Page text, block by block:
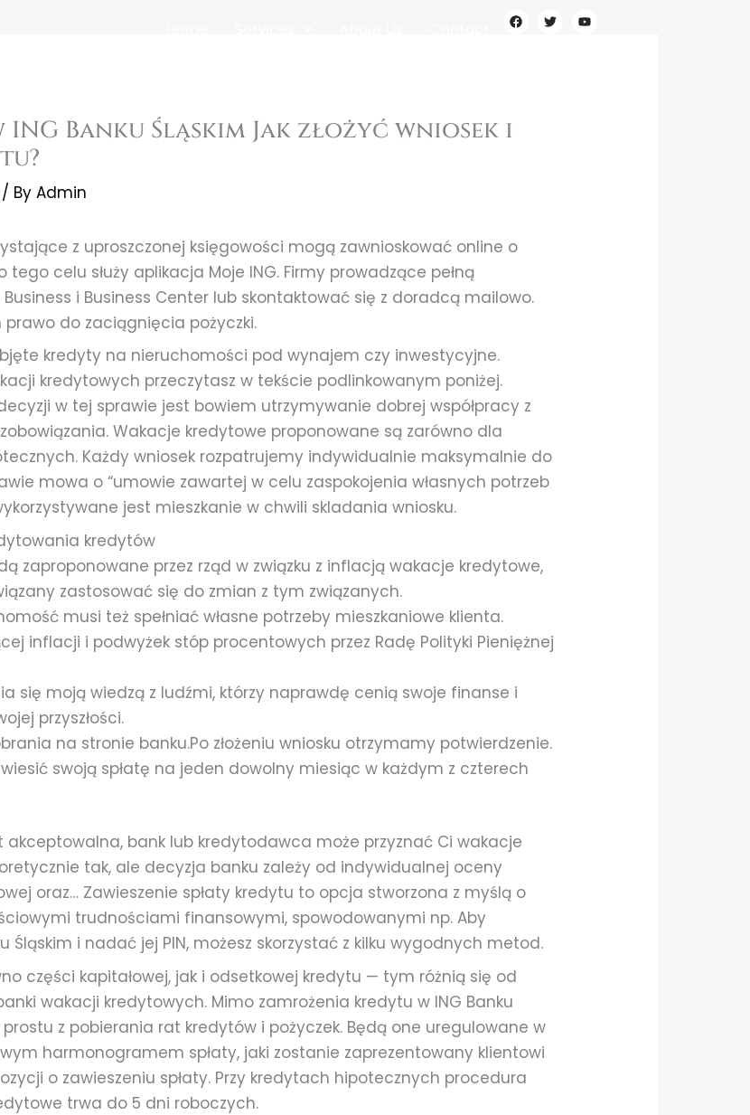
F
a
T
w
Y
o
Banku Śląskim Jak złożyć wniosek i
/ ByAdmin
z uproszczonej księgowości mogą zawnioskować online o
tego celu służy aplikacja Moje ING. Firmy prowadzące pełną
i Business Center lub skontaktować się z doradcą mailowo.
prawo do zaciągnięcia pożyczki.
kredyty na nieruchomości pod wynajem czy inwestycyjne.
kredytowych przeczytasz w tekście podlinkowanym poniżej.
w tej sprawie jest bowiem utrzymywanie dobrej współpracy z
Wakacje kredytowe proponowane są zarówno dla
Każdy wniosek rozpatrujemy indywidualnie maksymalnie do
mowa o “umowie zawartej w celu zaspokojenia własnych potrzeb
jest mieszkanie w chwili skladania wniosku.
kredytów
zaproponowane przez rząd w związku z inflacją wakacje kredytowe,
zastosować się do zmian z tym związanych.
musi też spełniać własne potrzeby mieszkaniowe klienta.
inflacji i podwyżek stóp procentowych przez Radę Polityki Pieniężnej
się moją wiedzą z ludźmi, którzy naprawdę cenią swoje finanse i
przyszłości.
na stronie banku.Po złożeniu wniosku otrzymamy potwierdzenie.
swoją spłatę na jeden dowolny miesiąc w każdym z czterech
bank lub kredytodawca może przyznać Ci wakacje
tak, ale decyzja banku zależy od indywidualnej oceny
oraz… Zawieszenie spłaty kredytu to opcja stworzona z myślą o
trudnościami finansowymi, spowodowanymi np. Aby
Śląskim i nadać jej PIN, możesz skorzystać z kilku wygodnych metod.
części kapitałowej, jak i odsetkowej kredytu — tym różnią się od
wakacji kredytowych. Mimo zamrożenia kredytu w ING Banku
z pobierania rat kredytów i pożyczek. Będą one uregulowane w
harmonogramem spłaty, jaki zostanie zaprezentowany klientowi
o zawieszeniu spłaty. Przy kredytach hipotecznych procedura
trwa do 5 dni roboczych.